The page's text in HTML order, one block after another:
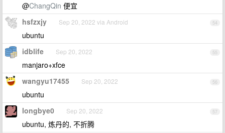
@ChangQin 便宜
54
hsfzxjy Sep 20, 2022 via Android
ubuntu
55
idblife Sep 20, 2022
manjaro+xfce
56
wangyu17455 Sep 20, 2022
ubuntu
57
longbye0 Sep 20, 2022
ubuntu, 炼丹的, 不折腾